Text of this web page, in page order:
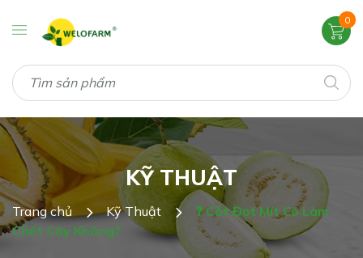
0
KỸ THUẬT
Trang chủ Kỹ Thuật
❓ Cắt Đọt Mít Có Làm
Chết Cây Không?